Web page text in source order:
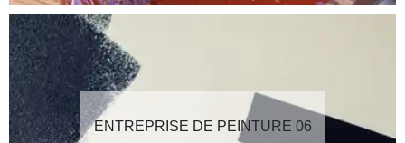
ENTREPRISE DE PEINTURE 06